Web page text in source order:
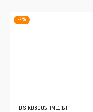
-7 %
DS-KD8003-IME1(B)